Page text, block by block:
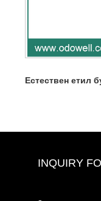
Естествен етил
INQUIRY